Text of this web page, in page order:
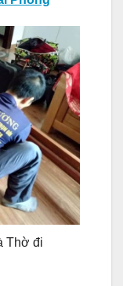
Thờ đi